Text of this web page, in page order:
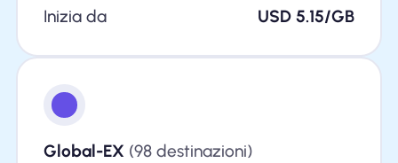
Inizia da USD 5.15/GB
Global-EX (98 destinazioni)